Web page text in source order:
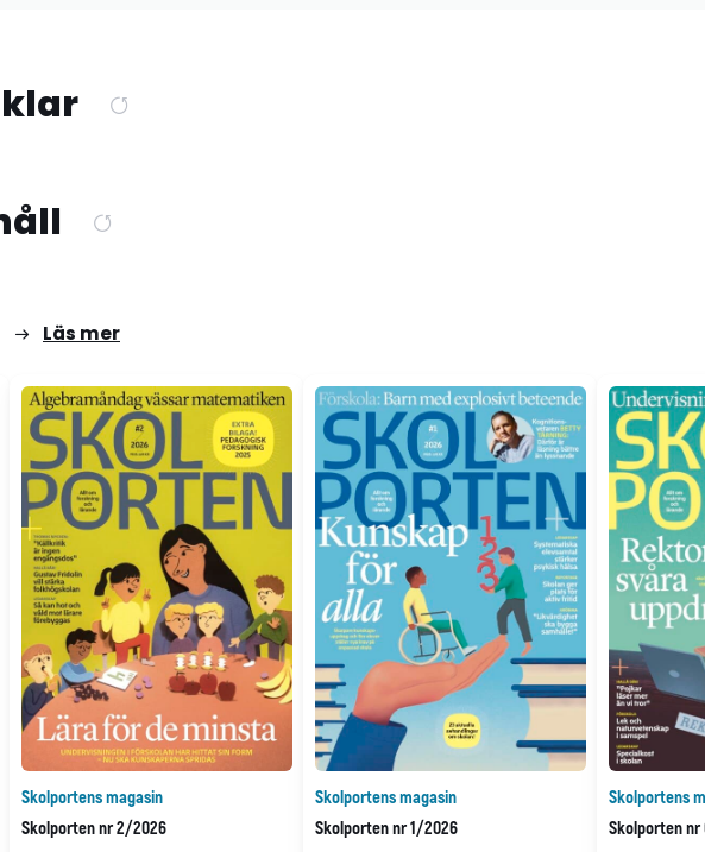
Läs mer
Skolportens magasin
Skolporten nr 2/2026
Skolportens magasin
Skolporten nr 1/2026
Skolportens
Skolporten